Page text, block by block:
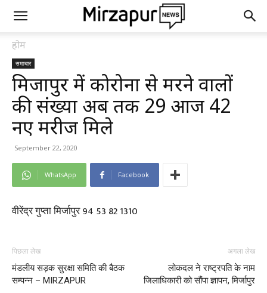
होम
समाचार
मिर्जापुर में कोरोना से मरने वालों
की संख्या अब तक 29 आज 42
नए मरीज मिले
September 22, 2020
WhatsApp Facebook
वीरेंद्र गुप्ता मिर्जापुर 94 53 82 1310
पिछला लेख
मंडलीय सड़क सुरक्षा समिति की बैठक
सम्पन्न – MIRZAPUR
अगला लेख
लोकदल ने राष्ट्रपति के नाम
जिलाधिकारी को सौंपा ज्ञापन, मिर्जापुर